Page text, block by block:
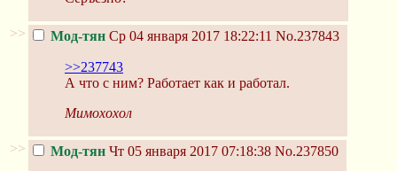
>> Мод-тян Ср 04 января 2017 18:22:11 No.237843
>>237743
А что с ним? Работает как и работал.
Мимохохол
>> Мод-тян Чт 05 января 2017 07:18:38 No.237850